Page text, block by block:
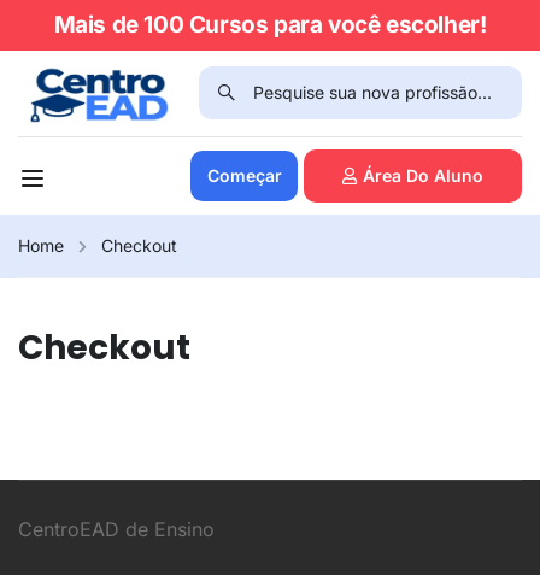
Mais de 100 Cursos para você escolher!
Começar Área Do Aluno
Home Checkout
Checkout
CentroEAD de Ensino